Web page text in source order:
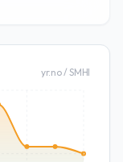
yr.no / SMHI